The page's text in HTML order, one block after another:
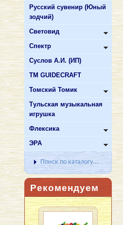
Русский сувенир (Юный
зодчий)
Световид
Спектр
Суслов А.И. (ИП)
ТМ GUIDECRAFT
Томский Томик
Тульская музыкальная
игрушка
Флексика
ЭРА
Поиск по каталогу...
Рекомендуем